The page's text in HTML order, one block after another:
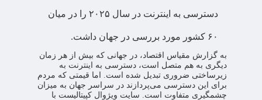
دسترسی به اینترنت در سال ۲۰۲۵ را در میان
۶۰ کشور مورد بررسی در جهان داشت.
به گزارش مقیاس اقتصاد، در جهانی که بیش از هر زمان
دیگری به هم متصل است، دسترسی به اینترنت به
زیرساختی ضروری تبدیل شده است. اما قیمتی که مردم
برای این دسترسی می‌پردازند در سراسر جهان به میزان
چشمگیری متفاوت است. سایت ویژوال کپیتالیست با